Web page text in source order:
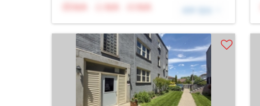
N/A
N/A N/A